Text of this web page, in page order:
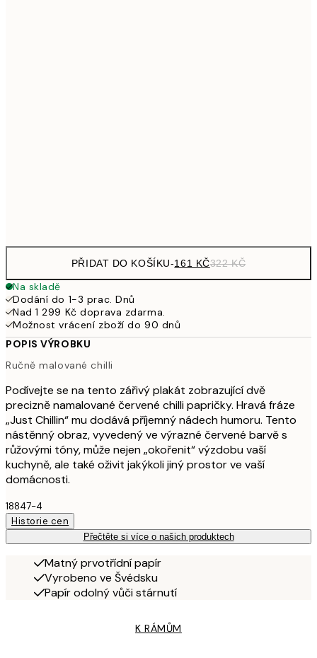
PŘIDAT DO KOŠÍKU-161 KČ322 KČ
Na skladě
Dodání do 1-3 prac. Dnů
Nad 1 299 Kč doprava zdarma.
Možnost vrácení zboží do 90 dnů
POPIS VÝROBKU
Ručně malované chilli
Podívejte se na tento zářivý plakát zobrazující dvě
precizně namalované červené chilli papričky. Hravá fráze
„Just Chillin“ mu dodává příjemný nádech humoru. Tento
nástěnný obraz, vyvedený ve výrazné červené barvě s
růžovými tóny, může nejen „okořenit“ výzdobu vaší
kuchyně, ale také oživit jakýkoli jiný prostor ve vaší
domácnosti.
18847-4
Historie cen
Přečtěte si více o našich produktech
Matný prvotřídní papír
Vyrobeno ve Švédsku
Papír odolný vůči stárnutí
K RÁMŮM